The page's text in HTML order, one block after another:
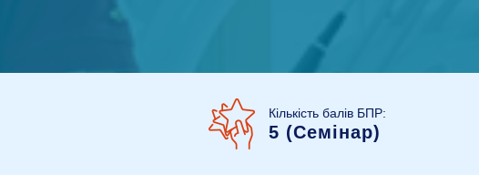
Кількість балів БПР:
5 (Семінар)